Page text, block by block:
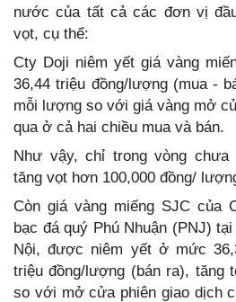
nước của tất cả các đơn vị
vọt, cụ thể:
Cty Doji niêm yết giá vàng
36,44 triệu đồng/lượng (mua -
mỗi lượng so với giá vàng mở
qua ở cả hai chiều mua và bán.
Như vậy, chỉ trong vòng
tăng vọt hơn 100,000 đồng/
Còn giá vàng miếng SJC của
bạc đá quý Phú Nhuận (PNJ)
Nội, được niêm yết ở mức
triệu đồng/lượng (bán ra), tăng
so với mở cửa phiên giao dịch